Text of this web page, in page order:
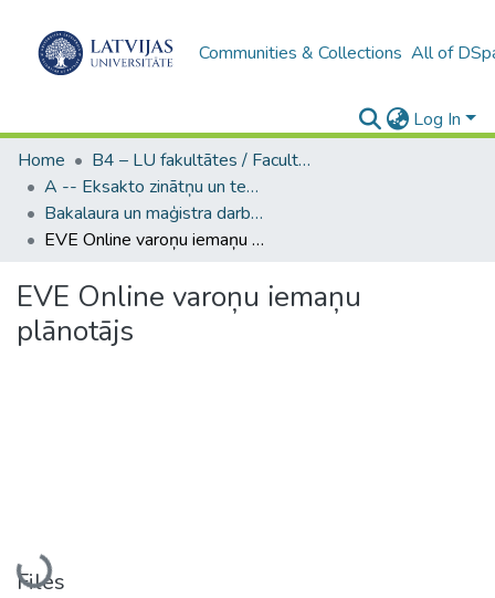
Communities & Collections All of
Log In
Home
B4 – LU fakultātes / Faculties of the UL
A -- Eksakto zinātņu un tehnoloģiju fakultāte / Faculty of Science and Technology
Bakalaura un maģistra darbi (EZTF) / Bachelor's and Master's theses
EVE Online varoņu iemaņu plānotājs
EVE Online varoņu iemaņu
plānotājs
Loading...
Files